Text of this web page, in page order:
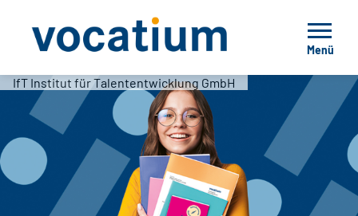
Menü
IfT Institut für Talententwicklung GmbH